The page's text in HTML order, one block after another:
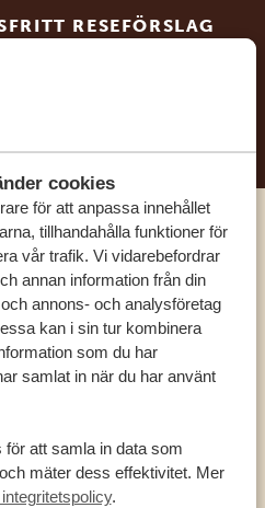
cookies
för att anpassa innehållet
tillhandahålla funktioner för
vår trafik. Vi vidarebefordrar
annan information från din
annons- och analysföretag
kan i sin tur kombinera
som du har
samlat in när du har använt
att samla in data som
mäter dess effektivitet. Mer
.
RESEFÖRSLAG
DIN DRÖMRESA
experter
FINNS HÄR FÖR ATT
DIG
LÄNDER